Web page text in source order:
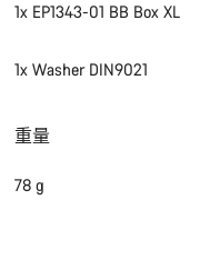
1x EP1343-01 BB Box XL
1x Washer DIN9021
重量
78 g